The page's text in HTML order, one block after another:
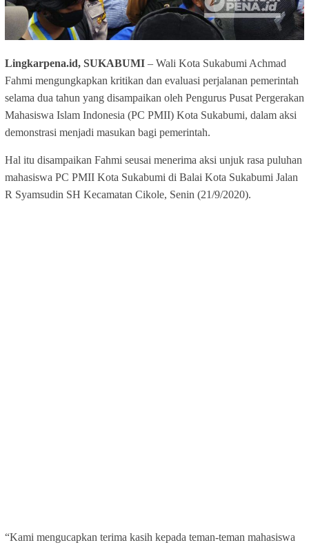
Lingkarpena.id, SUKABUMI – Wali Kota Sukabumi Achmad
Fahmi mengungkapkan kritikan dan evaluasi perjalanan pemerintah
selama dua tahun yang disampaikan oleh Pengurus Pusat Pergerakan
Mahasiswa Islam Indonesia (PC PMII) Kota Sukabumi, dalam aksi
demonstrasi menjadi masukan bagi pemerintah.
Hal itu disampaikan Fahmi seusai menerima aksi unjuk rasa puluhan
mahasiswa PC PMII Kota Sukabumi di Balai Kota Sukabumi Jalan
R Syamsudin SH Kecamatan Cikole, Senin (21/9/2020).
“Kami mengucapkan terima kasih kepada teman-teman mahasiswa